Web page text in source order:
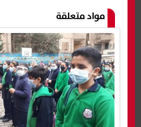
مواد متعلقة